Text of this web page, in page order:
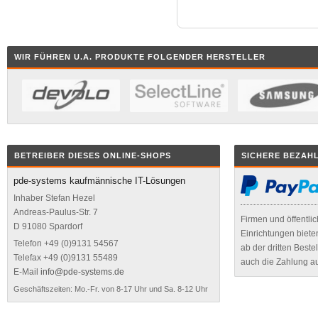
TAPI Anruferkennung
PDF-Schnittstelle
Schnittstelle ELO
interne Archivierung per PDF
Zusatzmodule
Konsolidierungstool
Toolboxeditor
Anlagenbuchhaltung
Kassenbuch
WIR FÜHREN U.A. PRODUKTE FOLGENDER HERSTELLER
BETREIBER DIESES ONLINE-SHOPS
pde-systems kaufmännische IT-Lösungen
Inhaber Stefan Hezel
Andreas-Paulus-Str. 7
D 91080 Spardorf
Telefon +49 (0)9131 54567
Telefax +49 (0)9131 55489
E-Mail info@pde-systems.de
Geschäftszeiten: Mo.-Fr. von 8-17 Uhr und Sa. 8-12 Uhr
SICHERE
Firmen und
Einrichtungen
ab der dritten
auch die Zahlung